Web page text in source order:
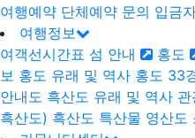
여행예약 단체예약 문의 입금
여행정보
여객선시간표 섬 안내 홍도
보 홍도 유래 및 역사 홍도 33
안내도 흑산도 유래 및 역사
흑산도) 흑산도 특산물 영산도